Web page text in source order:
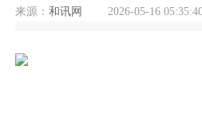
来源： 和讯网 2026-05-16